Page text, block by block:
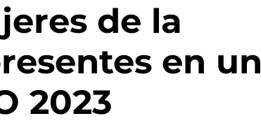
de la
en
2023